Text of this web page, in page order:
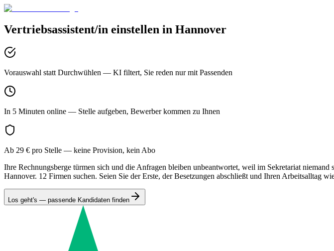
Vertriebsassistent/in einstellen in Hannover
Vorauswahl statt Durchwühlen — KI filtert, Sie reden nur mit Passenden
In 5 Minuten online — Stelle aufgeben, Bewerber kommen zu Ihnen
Ab 29 € pro Stelle — keine Provision, kein Abo
Ihre Rechnungsberge türmen sich und die Anfragen bleiben unbeantwortet, weil im Sekretariat
Hannover. 12 Firmen suchen. Seien Sie der Erste, der Besetzungen abschließt und Ihren Arbeitsalltag
Los geht's — passende Kandidaten finden